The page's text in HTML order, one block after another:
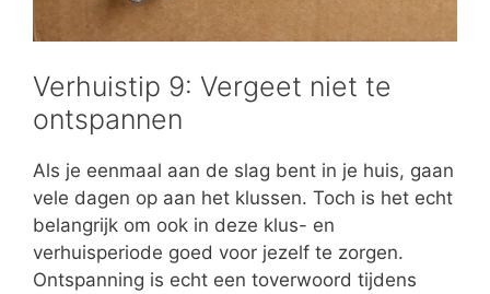
Verhuistip 9: Vergeet niet te
ontspannen
Als je eenmaal aan de slag bent in je huis, gaan
vele dagen op aan het klussen. Toch is het echt
belangrijk om ook in deze klus- en
verhuisperiode goed voor jezelf te zorgen.
Ontspanning is echt een toverwoord tijdens